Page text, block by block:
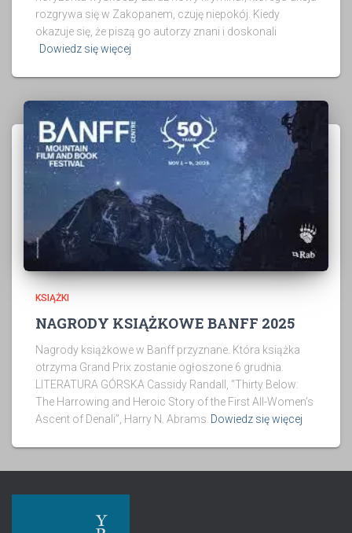
rozgrywa się w Zakopanem, czuję niepokój. Kiedy
okazuje się, że piszą go autorzy znani i doskonali
Dowiedz się więcej
KSIĄŻKI
NAGRODY KSIĄŻKOWE BANFF 2025
Nagrody książkowe w Banff przyznane. Która książka
otrzyma Grand Prix zostanie ogłoszone 6 grudnia.
LITERATURA GÓRSKA Cassidy Randall, “Thirty Below:
The Harrowing and Heroic Story of the First All-Women’s
Ascent of Denali”, Harry N. Abrams Dowiedz się więcej